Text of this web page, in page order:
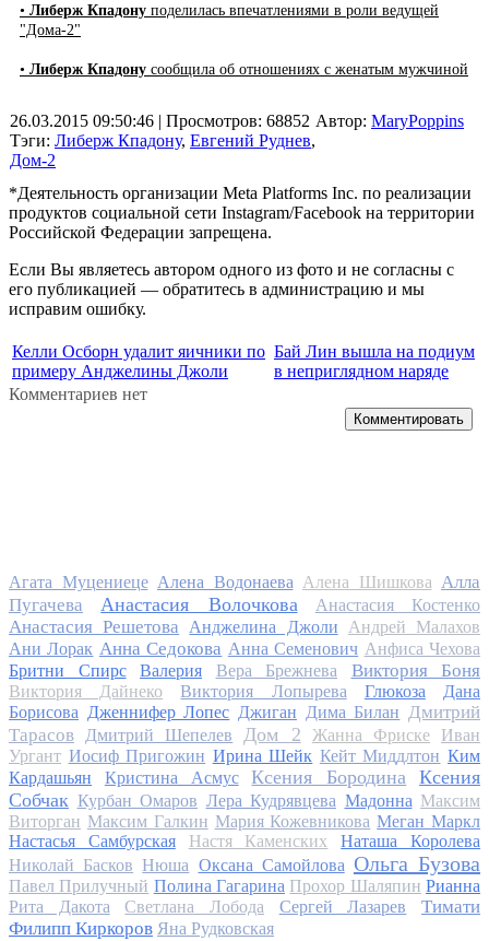
• Либерж Кпадону поделилась впечатлениями в роли ведущей
"Дома-2"
• Либерж Кпадону сообщила об отношениях с женатым мужчиной
26.03.2015 09:50:46 | Просмотров: 68852
Тэги: Либерж Кпадону, Евгений Руднев,
Дом-2
Автор: MaryPoppins
*Деятельность организации Meta Platforms Inc. по реализации
продуктов социальной сети Instagram/Facebook на территории
Российской Федерации запрещена.
Если Вы являетесь автором одного из фото и не согласны с
его публикацией — обратитесь в администрацию и мы
исправим ошибку.
Келли Осборн удалит яичники по
примеру Анджелины Джоли
Бай Лин вышла на подиум
в неприглядном наряде
Комментариев нет
Комментировать
Агата Муцениеце Алена Водонаева Алена Шишкова Алла
Пугачева
Анастасия Волочкова Анастасия Костенко
Анастасия Решетова Анджелина Джоли
Андрей Малахов
Ани Лорак Анна Седокова Анна Семенович Анфиса Чехова
Бритни Спирс
Валерия Вера Брежнева Виктория Боня
Виктория Дайнеко Виктория Лопырева Глюкоза
Дана
Борисова Дженнифер Лопес Джиган Дима Билан Дмитрий
Тарасов
Дмитрий Шепелев Дом 2 Жанна Фриске
Иван
Ургант Иосиф Пригожин Ирина Шейк Кейт Миддлтон Ким
Кардашьян
Кристина Асмус Ксения Бородина
Ксения
Собчак Курбан Омаров Лера Кудрявцева Мадонна Максим
Виторган Максим Галкин Мария Кожевникова Меган Маркл
Настасья Самбурская
Настя Каменских
Наташа Королева
Николай Басков Нюша Оксана Самойлова Ольга Бузова
Павел Прилучный Полина Гагарина Прохор Шаляпин Рианна
Рита Дакота
Светлана Лобода Сергей Лазарев
Тимати
Филипп Киркоров Яна Рудковская